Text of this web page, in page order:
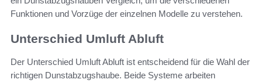
Funktionen und Vorzüge der einzelnen Modelle zu verstehen.
Unterschied Umluft Abluft
Der Unterschied Umluft Abluft ist entscheidend für die Wahl der
richtigen Dunstabzugshaube. Beide Systeme arbeiten